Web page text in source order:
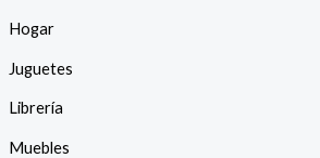
Hogar
Juguetes
Librería
Muebles